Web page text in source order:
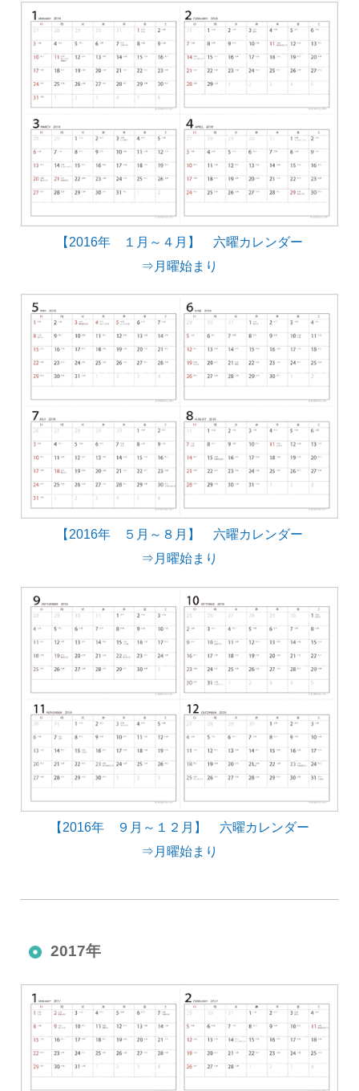
【2016年 １月～４月】 六曜カレンダー
⇒月曜始まり
【2016年 ５月～８月】 六曜カレンダー
⇒月曜始まり
【2016年 ９月～１２月】 六曜カレンダー
⇒月曜始まり
2017年